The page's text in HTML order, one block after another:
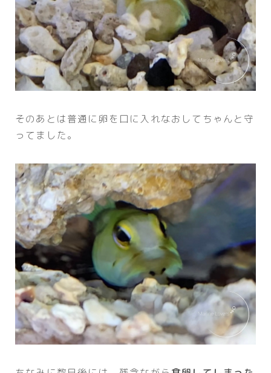
そのあとは普通に卵を口に入れなおしてちゃんと守
ってました。